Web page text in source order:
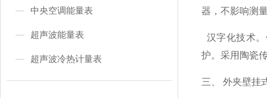
中央空调能量表
超声波能量表
超声波冷热计量表
器，不影响测
汉字化技术
护。采用陶瓷
三、 外夹壁挂